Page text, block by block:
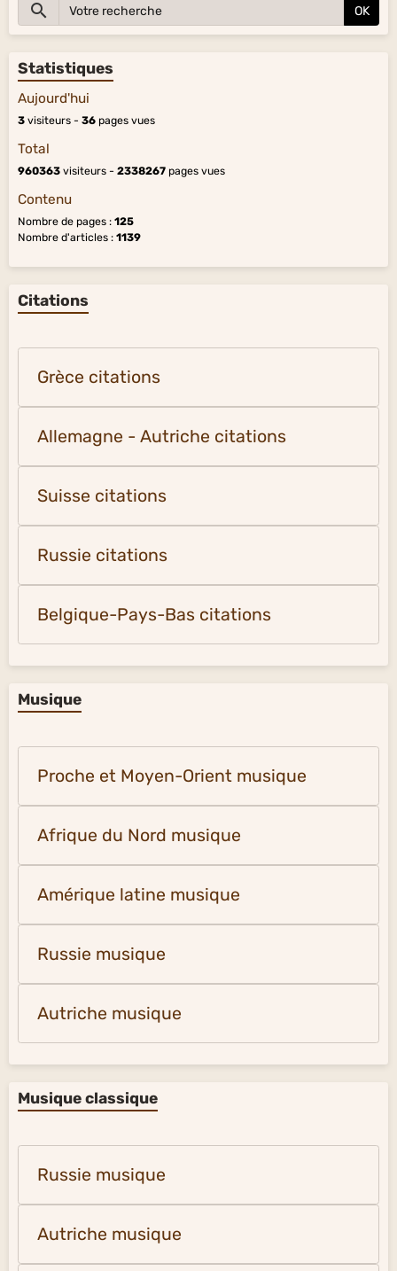
OK
Statistiques
Aujourd'hui
3 visiteurs - 36 pages vues
Total
960363 visiteurs - 2338267 pages vues
Contenu
Nombre de pages : 125
Nombre d'articles : 1139
Citations
Grèce citations
Allemagne - Autriche citations
Suisse citations
Russie citations
Belgique-Pays-Bas citations
Musique
Proche et Moyen-Orient musique
Afrique du Nord musique
Amérique latine musique
Russie musique
Autriche musique
Musique classique
Russie musique
Autriche musique